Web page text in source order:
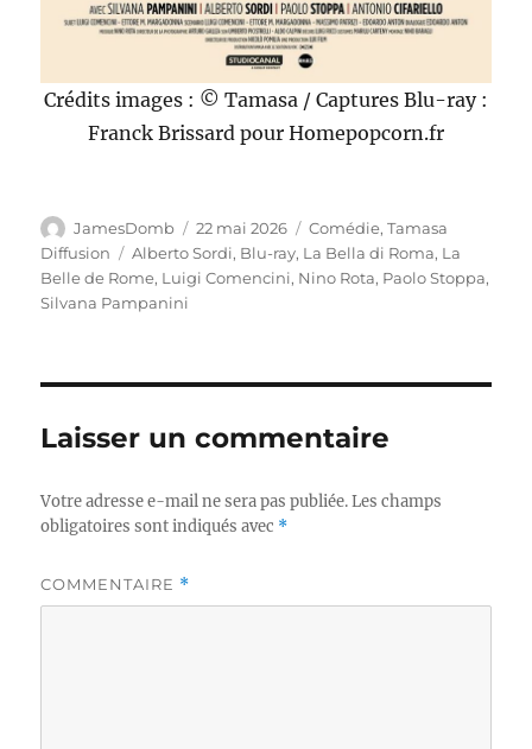
Crédits images : © Tamasa / Captures Blu-ray :
Franck Brissard pour Homepopcorn.fr
Auteur
JamesDomb
Publié
le
22 mai 2026 Catégories
Comédie,Tamasa
Diffusion
Étiquettes
Alberto Sordi, Blu-ray, La Bella di Roma, La
Belle de Rome, Luigi Comencini, Nino Rota, Paolo Stoppa,
Silvana Pampanini
Laisser un commentaire
Votre adresse e-mail ne sera pas publiée. Les champs
obligatoires sont indiqués avec *
COMMENTAIRE *